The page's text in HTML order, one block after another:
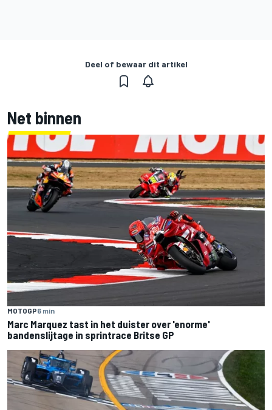
Deel of bewaar dit artikel
Net binnen
MOTOGP6 min
Marc Marquez tast in het duister over 'enorme'
bandenslijtage in sprintrace Britse GP